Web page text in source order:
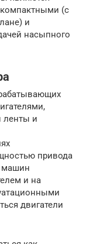
(с
и
насыпного
ленты и
привода
машин
и на
двигатели